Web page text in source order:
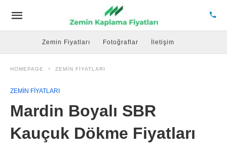
Zemin Fiyatları Fotoğraflar İletişim
HOMEPAGE ZEMIN FIYATLARI
ZEMIN FIYATLARI
Mardin Boyalı SBR
Kauçuk Dökme Fiyatları